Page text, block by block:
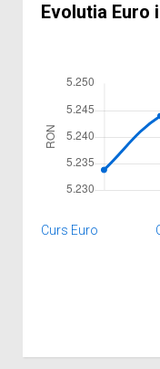
Evolutia Euro
Curs Euro